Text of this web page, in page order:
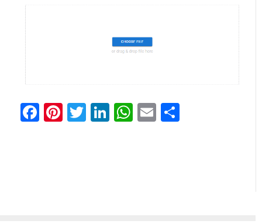
Facebook
Pinterest
Twitter
LinkedIn
WhatsApp
Email